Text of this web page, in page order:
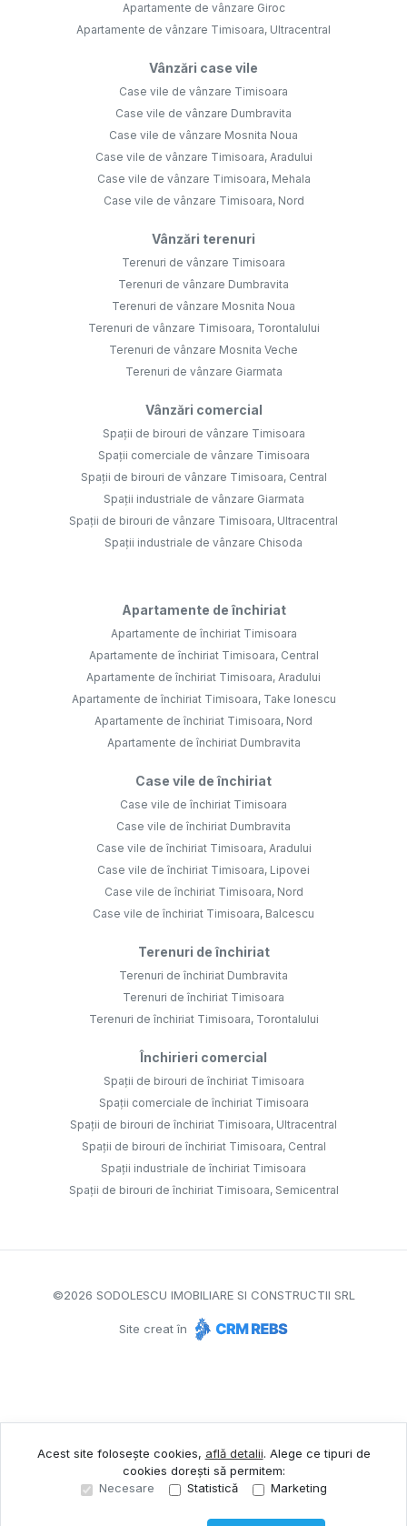
Apartamente de vânzare Giroc
Apartamente de vânzare Timisoara, Ultracentral
Vânzări case vile
Case vile de vânzare Timisoara
Case vile de vânzare Dumbravita
Case vile de vânzare Mosnita Noua
Case vile de vânzare Timisoara, Aradului
Case vile de vânzare Timisoara, Mehala
Case vile de vânzare Timisoara, Nord
Vânzări terenuri
Terenuri de vânzare Timisoara
Terenuri de vânzare Dumbravita
Terenuri de vânzare Mosnita Noua
Terenuri de vânzare Timisoara, Torontalului
Terenuri de vânzare Mosnita Veche
Terenuri de vânzare Giarmata
Vânzări comercial
Spații de birouri de vânzare Timisoara
Spații comerciale de vânzare Timisoara
Spații de birouri de vânzare Timisoara, Central
Spații industriale de vânzare Giarmata
Spații de birouri de vânzare Timisoara, Ultracentral
Spații industriale de vânzare Chisoda
Apartamente de închiriat
Apartamente de închiriat Timisoara
Apartamente de închiriat Timisoara, Central
Apartamente de închiriat Timisoara, Aradului
Apartamente de închiriat Timisoara, Take Ionescu
Apartamente de închiriat Timisoara, Nord
Apartamente de închiriat Dumbravita
Case vile de închiriat
Case vile de închiriat Timisoara
Case vile de închiriat Dumbravita
Case vile de închiriat Timisoara, Aradului
Case vile de închiriat Timisoara, Lipovei
Case vile de închiriat Timisoara, Nord
Case vile de închiriat Timisoara, Balcescu
Terenuri de închiriat
Terenuri de închiriat Dumbravita
Terenuri de închiriat Timisoara
Terenuri de închiriat Timisoara, Torontalului
Închirieri comercial
Spații de birouri de închiriat Timisoara
Spații comerciale de închiriat Timisoara
Spații de birouri de închiriat Timisoara, Ultracentral
Spații de birouri de închiriat Timisoara, Central
Spații industriale de închiriat Timisoara
Spații de birouri de închiriat Timisoara, Semicentral
©2026 SODOLESCU IMOBILIARE SI CONSTRUCTII SRL
Site creat în
Acest site folosește cookies, află detalii. Alege ce tipuri de
cookies dorești să permitem:
Necesare
Statistică Marketing